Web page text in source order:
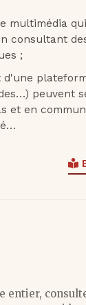
multimédia
consultant
;
d'une
peuvent
et en
entier,